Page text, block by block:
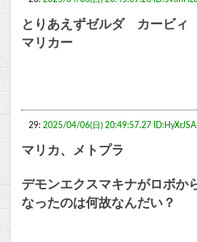
とりあえずゼルダ カービィ
マリカー
29: 2025/04/06(日) 20:49:57.27
マリカ、メトプラ
デモンエクスマキナがロボか
なったのは何故なんだい？